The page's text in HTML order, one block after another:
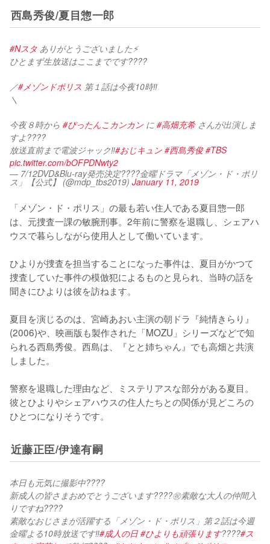
西島秀俊/夏目惣一郎
#Nスタ ありがとうございました⚡️
ひとまず生放送はここまでです????
／#メゾンドポリス 第１話は今夜10時‼️
＼
今夜８時から #ぴったんこカンカン に #高畑充希 さんが出演しま
すよ????
放送直前まで電波ジャック‼️#おじキュン #西島秀俊 #TBS
pic.twitter.com/bOFPDNwty2
— 7/12DVD&Blu-ray発売決定????金曜ドラマ「メゾン・ド・ポリ
ス」【公式】 (@mdp_tbs2019) January 11, 2019
「メゾン・ド・ポリス」の最も若い住人である夏目惣一郎
は、元捜査一課の敏腕刑事。2年前に警察を退職し、シェアハ
ウスで暮らしながら使用人として働いています。
ひよりが捜査を担当することになった事件は、夏目がかつて
捜査していた事件の模倣犯によるものと見られ、当時の話を
聞きにひよりは彼を訪ねます。
夏目を演じるのは、宮崎あおい主演の朝ドラ『純情きらり』
(2006)や、映画版も製作された「MOZU」シリーズなどで知
られる西島秀俊。西島は、『とと姉ちゃん』でも高畑と共演
しました。
警察を退職した理由など、ミステリアスな部分がある夏目。
彼とひよりやシェアハウスの住人たちとの関係が見どころの
ひとつになりそうです。
近藤正臣/伊達有嗣
本日も元気に撮影中????
新成人の皆さまおめでとうございます????㊗️素敵な大人の仲間入
りですね????
素敵なおじさまが活躍する「メゾン・ド・ポリス」第２話は今週
金曜よる10時放送です‼️#成人の日 #ひよりも頑張ります????#ス